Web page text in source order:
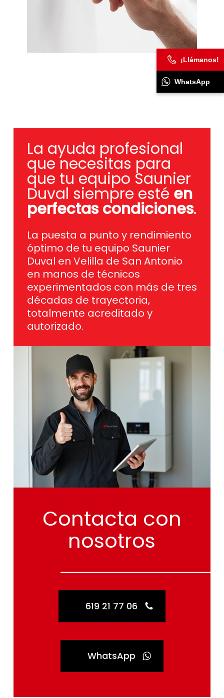
La ayuda profesional
que necesitas para
que tu equipo Saunier
Duval siempre esté en
perfectas condiciones.
La puesta a punto y rendimiento
óptimo de tu equipo Saunier
Duval en Velilla de San Antonio
en manos de técnicos
experimentados con más de tres
décadas de trayectoria,
totalmente acreditado y
autorizado.
Contacta con
nosotros
619 21 77 06
WhatsApp
¡Llámanos!
WhatsApp